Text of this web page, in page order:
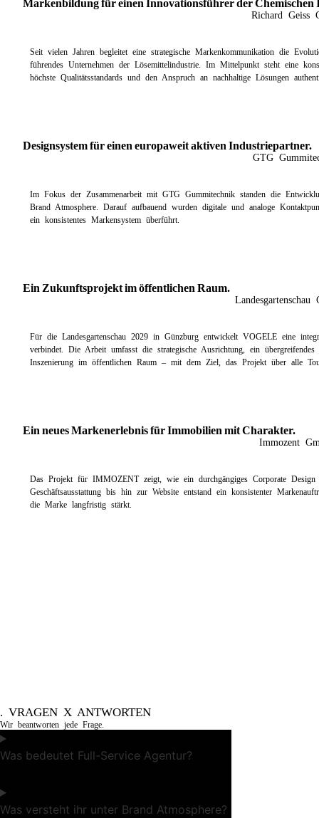
Markenbildung für einen Innovationsführer der Chemischen
Richard Geiss
Seit vielen Jahren begleitet eine strategische Markenkommunikation die
führendes Unternehmen der Lösemittelindustrie. Im Mittelpunkt steht eine
höchste Qualitätsstandards und den Anspruch an nachhaltige Lösungen
Designsystem für einen europaweit aktiven Industriepartner.
GTG
Im Fokus der Zusammenarbeit mit GTG Gummitechnik standen die
Brand Atmosphere. Darauf aufbauend wurden digitale und analoge
ein konsistentes Markensystem überführt.
Ein Zukunftsprojekt im öffentlichen Raum.
Landesgartenschau
Für die Landesgartenschau 2029 in Günzburg entwickelt VOGELE eine
verbindet. Die Arbeit umfasst die strategische Ausrichtung, ein
Inszenierung im öffentlichen Raum – mit dem Ziel, das Projekt über alle
Ein neues Markenerlebnis für Immobilien mit Charakter.
Immozent
Das Projekt für IMMOZENT zeigt, wie ein durchgängiges Corporate
Geschäftsausstattung bis hin zur Website entstand ein konsistenter
die Marke langfristig stärkt.
. VRAGEN X ANTWORTEN
Wir beantworten jede Frage.
Was bedeutet Full-Service Agentur?
Was versteht ihr unter Brand Atmosphere?